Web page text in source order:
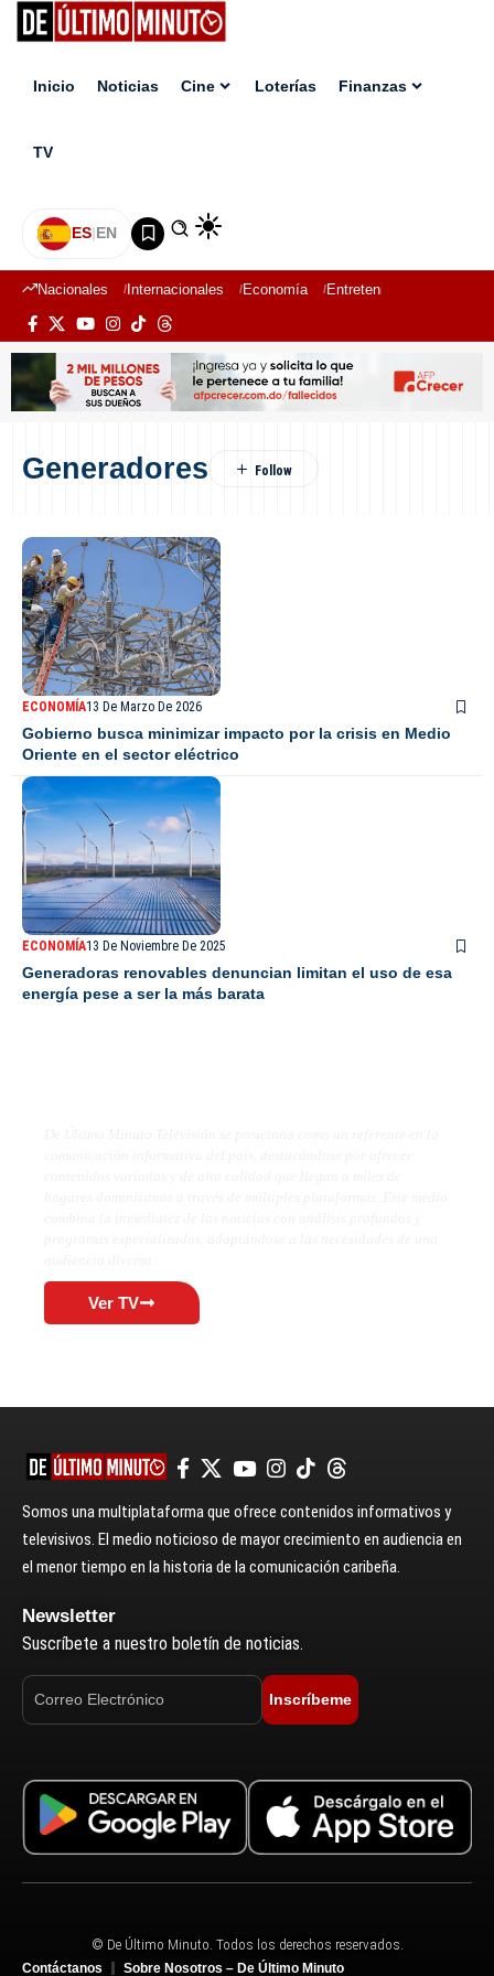
Inicio Noticias Cine Loterías Finanzas
TV
ES|EN
Nacionales Internacionales Economía Entretenimiento
Generadores
ECONOMÍA13 De Marzo De 2026
Gobierno busca minimizar impacto por la crisis en Medio
Oriente en el sector eléctrico
ECONOMÍA13 De Noviembre De 2025
Generadoras renovables denuncian limitan el uso de esa
energía pese a ser la más barata
Ver TV
Somos una multiplataforma que ofrece contenidos informativos y
televisivos. El medio noticioso de mayor crecimiento en audiencia en
el menor tiempo en la historia de la comunicación caribeña.
Newsletter
Suscríbete a nuestro boletín de noticias.
Inscríbeme
© De Último Minuto. Todos los derechos reservados.
Contáctanos Sobre Nosotros – De Último Minuto